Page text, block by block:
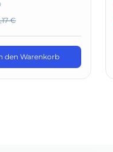
€
den Warenkorb